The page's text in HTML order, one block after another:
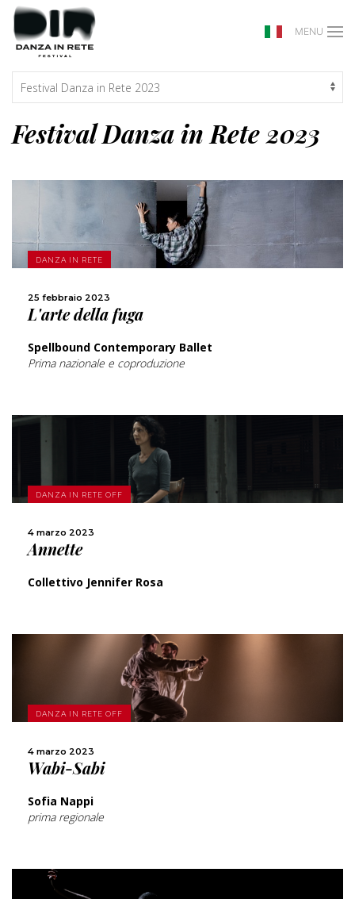
MENU
Festival Danza in Rete 2023
DANZA IN RETE
25 febbraio 2023
L'arte della fuga
Spellbound Contemporary Ballet
Prima nazionale e coproduzione
SCOPRI DI PIÙ
DANZA IN RETE OFF
4 marzo 2023
Annette
Collettivo Jennifer Rosa
SCOPRI DI PIÙ
DANZA IN RETE OFF
4 marzo 2023
Wabi-Sabi
Sofia Nappi
prima regionale
SCOPRI DI PIÙ